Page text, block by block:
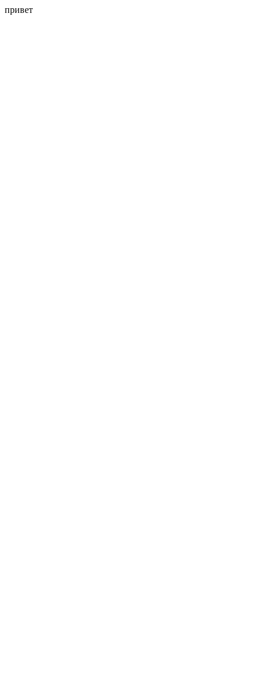
привет